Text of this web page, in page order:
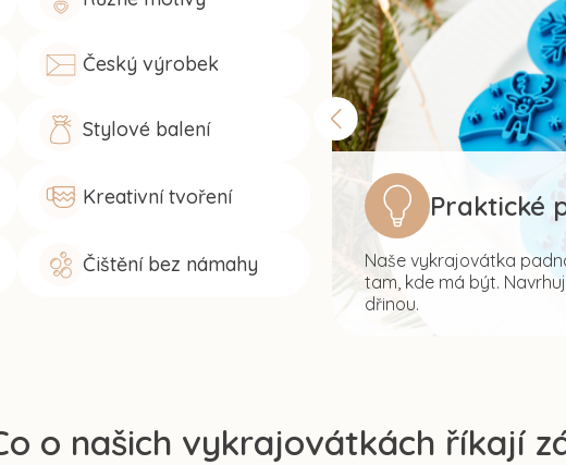
Český výrobek
Stylové balení
Kreativní tvoření
Čištění bez námahy
Praktické
Naše vykrajovátka
tam, kde má být.
dřinou.
o našich vykrajovátkách říkají